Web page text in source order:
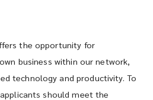
the opportunity for
business within our network,
technology and productivity. To
should meet the